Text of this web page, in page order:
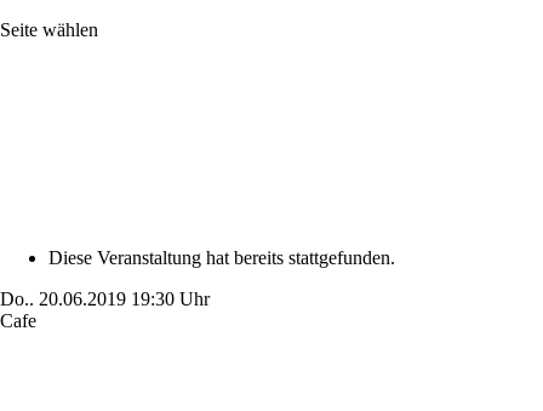
Seite wählen
Diese Veranstaltung hat bereits stattgefunden.
Do.. 20.06.2019 19:30 Uhr
Cafe